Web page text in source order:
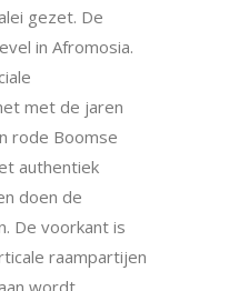
gezet. De
in Afromosia.
met de jaren
rode Boomse
authentiek
doen de
De voorkant is
raampartijen